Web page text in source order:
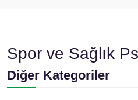
Spor ve Sağlık
Diğer Kategoriler